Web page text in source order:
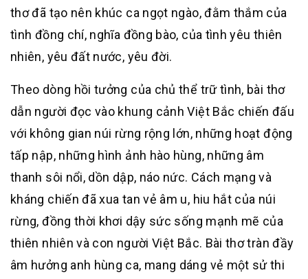
thơ đã tạo nên khúc ca ngọt ngào, đằm thắm của
tình đồng chí, nghĩa đồng bào, của tình yêu thiên
nhiên, yêu đất nước, yêu đời.
Theo dòng hồi tưởng của chủ thể trữ tình, bài thơ
dẫn người đọc vào khung cảnh Việt Bắc chiến đấu
với không gian núi rừng rộng lớn, những hoạt động
tấp nập, những hình ảnh hào hùng, những âm
thanh sôi nổi, dồn dập, náo nức. Cách mạng và
kháng chiến đã xua tan vẻ âm u, hiu hắt của núi
rừng, đồng thời khơi dậy sức sống mạnh mẽ của
thiên nhiên và con người Việt Bắc. Bài thơ tràn đầy
âm hưởng anh hùng ca, mang dáng vẻ một sử thi